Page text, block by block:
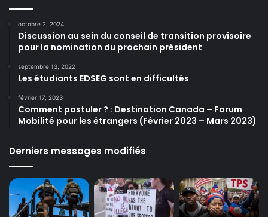
octobre 2, 2024
Discussion au sein du conseil de transition provisoire
pour la nomination du prochain président
septembre 13, 2022
Les étudiants EDSEG sont en difficultés
février 17, 2023
Comment postuler ? : Destination Canada – Forum
Mobilité pour les étrangers (Février 2023 – Mars 2023)
Derniers messages modifiés